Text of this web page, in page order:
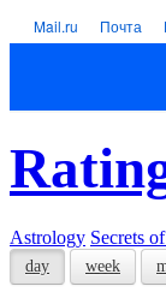
Mail.ru Почта
Astrology Secrets
day week